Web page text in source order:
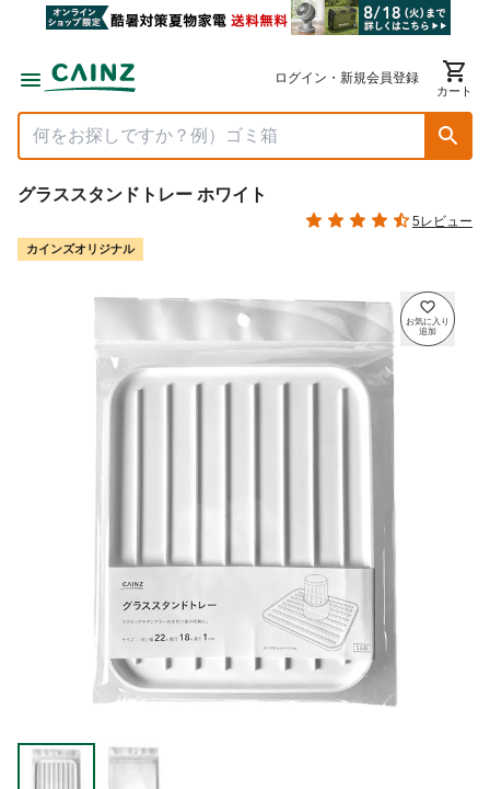
ログイン・新規会員登録
カート
グラススタンドトレー ホワイト
5レビュー
カインズオリジナル